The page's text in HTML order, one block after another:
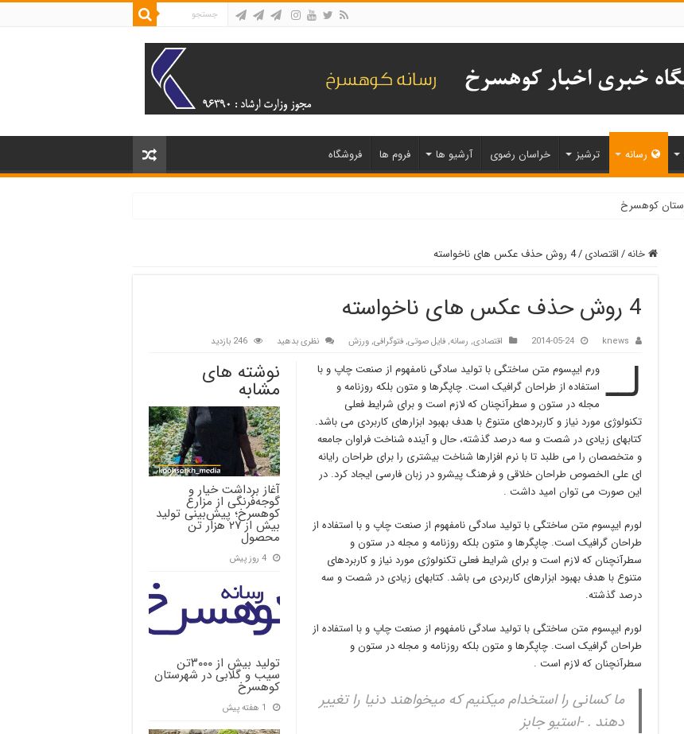
رسانه ترشیز خراسان رضوی آرشیو ها فروم ها فروشگاه
خانه/اقتصادی/4 روش حذف عکس های ناخواسته
4 روش حذف عکس های ناخواسته
knews
2014-05-24 اقتصادی, رسانه,فایل صوتی,فتوگرافی,ورزش نظری بدهید 246 بازدید
نوشته های
مشابه
آغاز برداشت خیار و
گوجه‌فرنگی از مزارع
کوهسرخ؛ پیش‌بینی تولید
بیش از ۲۷ هزار تن
محصول
4 روز پیش
تولید بیش از ۳۰۰۰تن
سیب و گلابی در شهرستان
کوهسرخ
1 هفته پیش
لــ ورم ایپسوم متن ساختگی با تولید سادگی نامفهوم از صنعت چاپ و با
استفاده از طراحان گرافیک است. چاپگرها و متون بلکه روزنامه و
مجله در ستون و سطرآنچنان که لازم است و برای شرایط فعلی
تکنولوژی مورد نیاز و کاربردهای متنوع با هدف بهبود ابزارهای کاربردی می باشد.
کتابهای زیادی در شصت و سه درصد گذشته، حال و آینده شناخت فراوان جامعه
و متخصصان را می طلبد تا با نرم افزارها شناخت بیشتری را برای طراحان رایانه
ای علی الخصوص طراحان خلاقی و فرهنگ پیشرو در زبان فارسی ایجاد کرد. در
این صورت می توان امید داشت .
لورم ایپسوم متن ساختگی با تولید سادگی نامفهوم از صنعت چاپ و با استفاده از
طراحان گرافیک است. چاپگرها و متون بلکه روزنامه و مجله در ستون و
سطرآنچنان که لازم است و برای شرایط فعلی تکنولوژی مورد نیاز و کاربردهای
متنوع با هدف بهبود ابزارهای کاربردی می باشد. کتابهای زیادی در شصت و سه
درصد گذشته.
لورم ایپسوم متن ساختگی با تولید سادگی نامفهوم از صنعت چاپ و با استفاده از
طراحان گرافیک است. چاپگرها و متون بلکه روزنامه و مجله در ستون و
سطرآنچنان که لازم است .
ما کسانی را استخدام میکنیم که میخواهند دنیا را تغییر
دهند . -استیو جابز